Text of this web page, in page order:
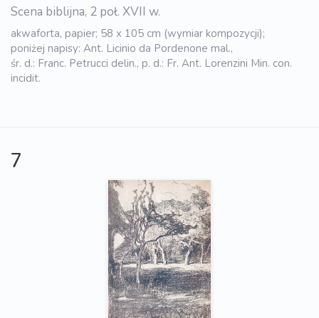
Scena biblijna, 2 poł. XVII w.
akwaforta, papier; 58 x 105 cm (wymiar kompozycji);
poniżej napisy: Ant. Licinio da Pordenone mal.,
śr. d.: Franc. Petrucci delin., p. d.: Fr. Ant. Lorenzini Min. con.
incidit.
7